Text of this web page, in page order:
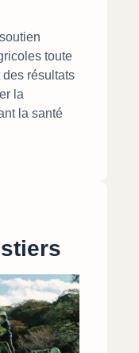
toute
des résultats
la
la santé